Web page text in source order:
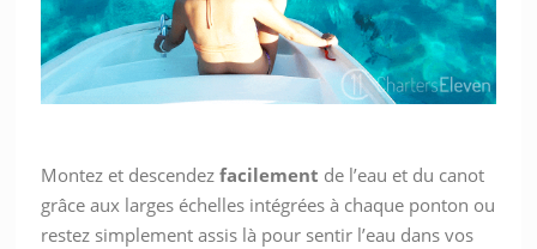
Montez et descendezfacilement de l’eau et du canot
grâce aux larges échelles intégrées à chaque ponton ou
restez simplement assis là pour sentir l’eau dans vos